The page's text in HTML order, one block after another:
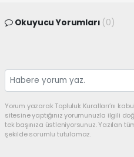
Okuyucu Yorumları (0)
Yorum yazarak Topluluk Kuralları’nı
sitesine yaptığınız yorumunuzla ilgili
tek başınıza üstleniyorsunuz. Yazılan
şekilde sorumlu tutulamaz.